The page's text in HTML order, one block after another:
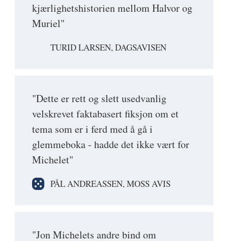
kjærlighetshistorien mellom Halvor og
Muriel"
TURID LARSEN, DAGSAVISEN
"Dette er rett og slett usedvanlig
velskrevet faktabasert fiksjon om et
tema som er i ferd med å gå i
glemmeboka - hadde det ikke vært for
Michelet"
PÅL ANDREASSEN, MOSS AVIS
"Jon Michelets andre bind om